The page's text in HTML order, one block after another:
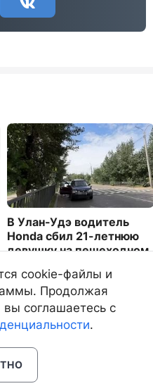
В Улан-Удэ водитель
Honda сбил 21-летнюю
девушку на пешеходном
11889
cookie-файлы и
Продолжая
вы соглашаетесь с
.